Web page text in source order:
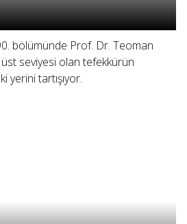
bölümünde Prof. Dr. Teoman
seviyesi olan tefekkürün
yerini tartışıyor.